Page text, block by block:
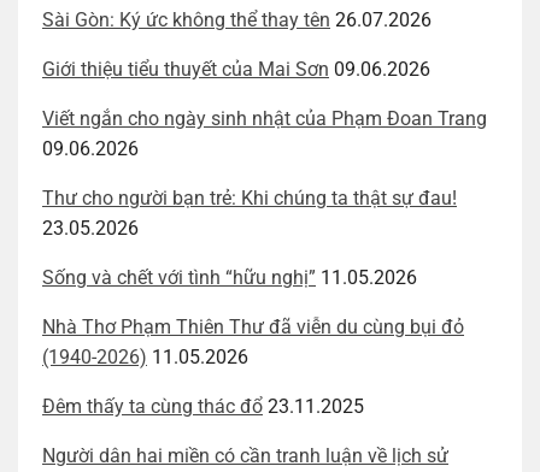
Sài Gòn: Ký ức không thể thay tên 26.07.2026
Giới thiệu tiểu thuyết của Mai Sơn 09.06.2026
Viết ngắn cho ngày sinh nhật của Phạm Đoan Trang
09.06.2026
Thư cho người bạn trẻ: Khi chúng ta thật sự đau!
23.05.2026
Sống và chết với tình “hữu nghị” 11.05.2026
Nhà Thơ Phạm Thiên Thư đã viễn du cùng bụi đỏ
(1940-2026) 11.05.2026
Đêm thấy ta cùng thác đổ 23.11.2025
Người dân hai miền có cần tranh luận về lịch sử